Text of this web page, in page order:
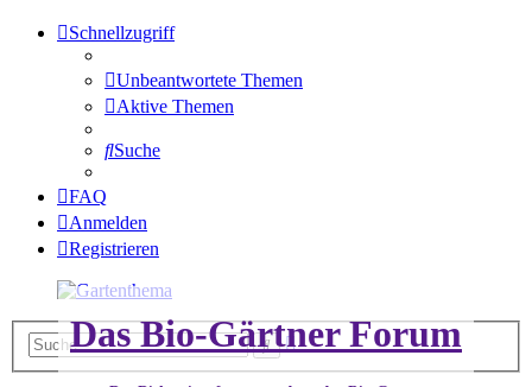
Schnellzugriff
Unbeantwortete Themen
Aktive Themen
Suche
FAQ
Anmelden
Registrieren
Das Bio-Gärtner Forum
SucheErweiterte